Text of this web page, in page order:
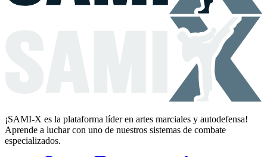
¡SAMI-X es la plataforma líder en artes marciales y autodefensa!
Aprende a luchar con uno de nuestros sistemas de combate
especializados.